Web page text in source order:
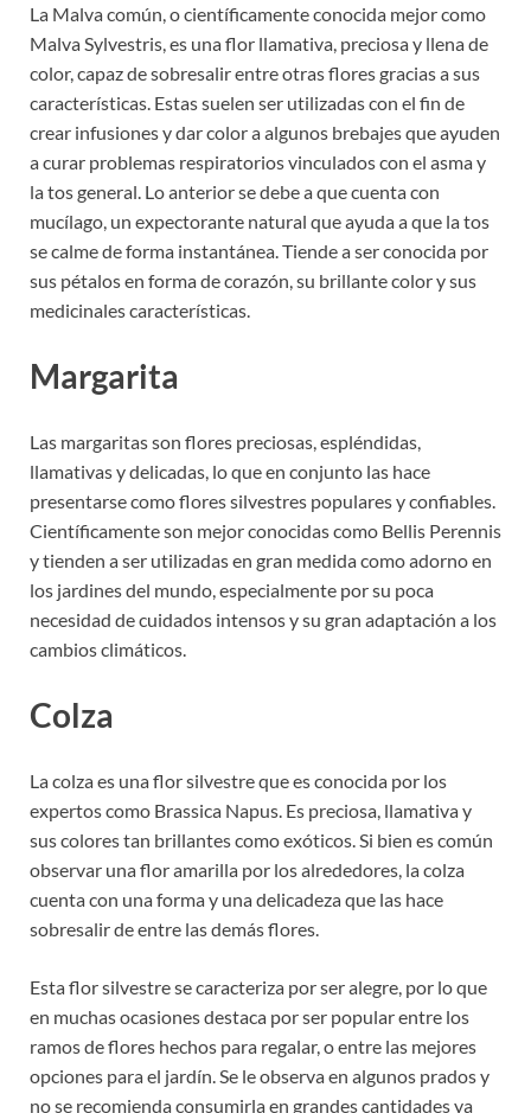
La Malva común, o científicamente conocida mejor como
Malva Sylvestris, es una flor llamativa, preciosa y llena de
color, capaz de sobresalir entre otras flores gracias a sus
características. Estas suelen ser utilizadas con el fin de
crear infusiones y dar color a algunos brebajes que ayuden
a curar problemas respiratorios vinculados con el asma y
la tos general. Lo anterior se debe a que cuenta con
mucílago, un expectorante natural que ayuda a que la tos
se calme de forma instantánea. Tiende a ser conocida por
sus pétalos en forma de corazón, su brillante color y sus
medicinales características.
Margarita
Las margaritas son flores preciosas, espléndidas,
llamativas y delicadas, lo que en conjunto las hace
presentarse como flores silvestres populares y confiables.
Científicamente son mejor conocidas como Bellis Perennis
y tienden a ser utilizadas en gran medida como adorno en
los jardines del mundo, especialmente por su poca
necesidad de cuidados intensos y su gran adaptación a los
cambios climáticos.
Colza
La colza es una flor silvestre que es conocida por los
expertos como Brassica Napus. Es preciosa, llamativa y
sus colores tan brillantes como exóticos. Si bien es común
observar una flor amarilla por los alrededores, la colza
cuenta con una forma y una delicadeza que las hace
sobresalir de entre las demás flores.
Esta flor silvestre se caracteriza por ser alegre, por lo que
en muchas ocasiones destaca por ser popular entre los
ramos de flores hechos para regalar, o entre las mejores
opciones para el jardín. Se le observa en algunos prados y
no se recomienda consumirla en grandes cantidades ya